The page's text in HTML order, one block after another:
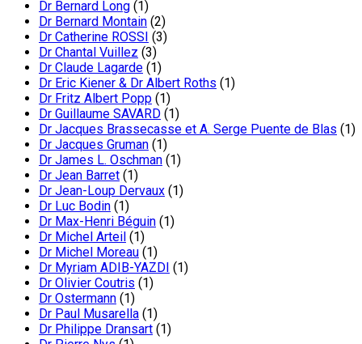
Dr Bernard Long (1)
Dr Bernard Montain (2)
Dr Catherine ROSSI (3)
Dr Chantal Vuillez (3)
Dr Claude Lagarde (1)
Dr Eric Kiener & Dr Albert Roths (1)
Dr Fritz Albert Popp (1)
Dr Guillaume SAVARD (1)
Dr Jacques Brassecasse et A. Serge Puente de Blas (1)
Dr Jacques Gruman (1)
Dr James L. Oschman (1)
Dr Jean Barret (1)
Dr Jean-Loup Dervaux (1)
Dr Luc Bodin (1)
Dr Max-Henri Béguin (1)
Dr Michel Arteil (1)
Dr Michel Moreau (1)
Dr Myriam ADIB-YAZDI (1)
Dr Olivier Coutris (1)
Dr Ostermann (1)
Dr Paul Musarella (1)
Dr Philippe Dransart (1)